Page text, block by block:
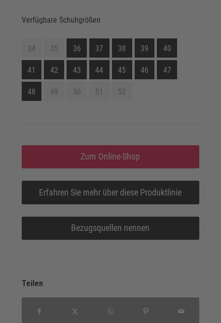
Verfügbare Schuhgrößen
34 35 36 37 38 39 40
41 42 43 44 45 46 47
48 49 50 51 52
Zum Online-Shop
Erfahren Sie mehr über diese Produktlinie
Bezugsquellen nennen
Teilen